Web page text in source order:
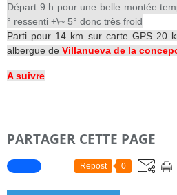
Départ 9 h pour une belle montée
° ressenti +\~ 5° donc très froid
Parti pour 14 km sur carte GPS 20
albergue de Villanueva de la
A suivre
PARTAGER CETTE PAGE
Repost 0